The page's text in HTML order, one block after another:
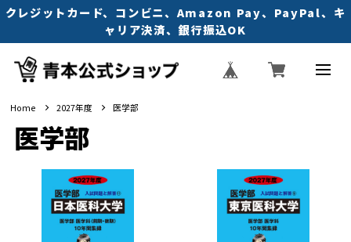
クレジットカード、コンビニ、Amazon Pay、PayPal、キ
ャリア決済、銀行振込OK
Home 2027年度 医学部
医学部